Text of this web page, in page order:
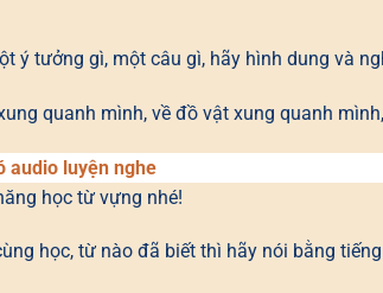
ý tưởng gì, một câu gì, hãy hình dung và
quanh mình, về đồ vật xung quanh
audio luyện nghe
học từ vựng nhé!
học, từ nào đã biết thì hãy nói bằng